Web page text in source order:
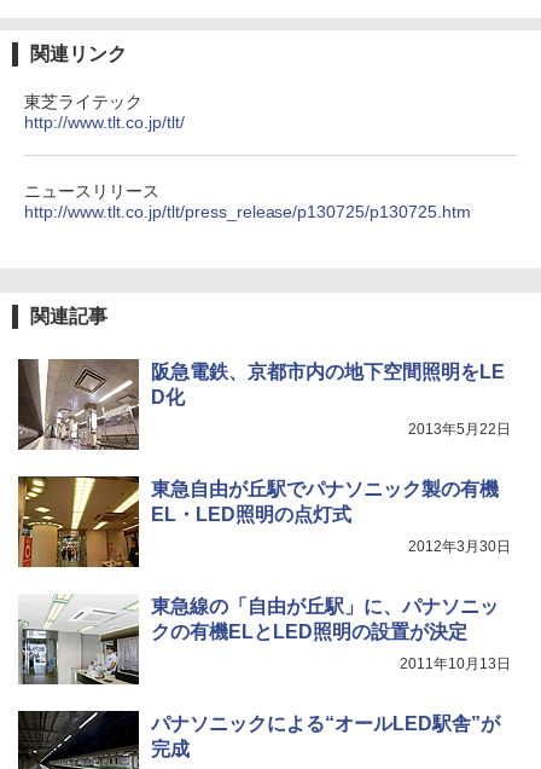
関連リンク
東芝ライテック
http://www.tlt.co.jp/tlt/
ニュースリリース
http://www.tlt.co.jp/tlt/press_release/p130725/p130725.htm
関連記事
阪急電鉄、京都市内の地下空間照明をLE
D化
2013年5月22日
東急自由が丘駅でパナソニック製の有機
EL・LED照明の点灯式
2012年3月30日
東急線の「自由が丘駅」に、パナソニッ
クの有機ELとLED照明の設置が決定
2011年10月13日
パナソニックによる“オールLED駅舎”が
完成